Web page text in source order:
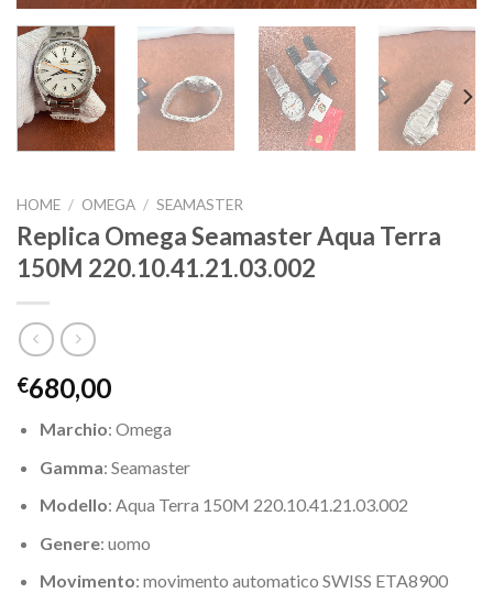
HOME / OMEGA / SEAMASTER
Replica Omega Seamaster Aqua Terra
150M 220.10.41.21.03.002
€680,00
Marchio: Omega
Gamma: Seamaster
Modello: Aqua Terra 150M 220.10.41.21.03.002
Genere: uomo
Movimento: movimento automatico SWISS ETA8900